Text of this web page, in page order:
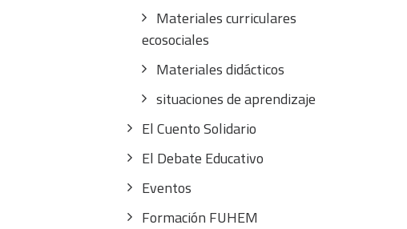
Materiales curriculares
ecosociales
Materiales didácticos
situaciones de aprendizaje
El Cuento Solidario
El Debate Educativo
Eventos
Formación FUHEM